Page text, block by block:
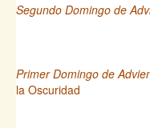
Segundo Domingo de
Primer Domingo de
la Oscuridad